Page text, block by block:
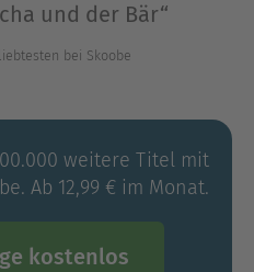
und der Bär“
bei Skoobe
weitere Titel mit
Ab 12,99 € im Monat.
kostenlos